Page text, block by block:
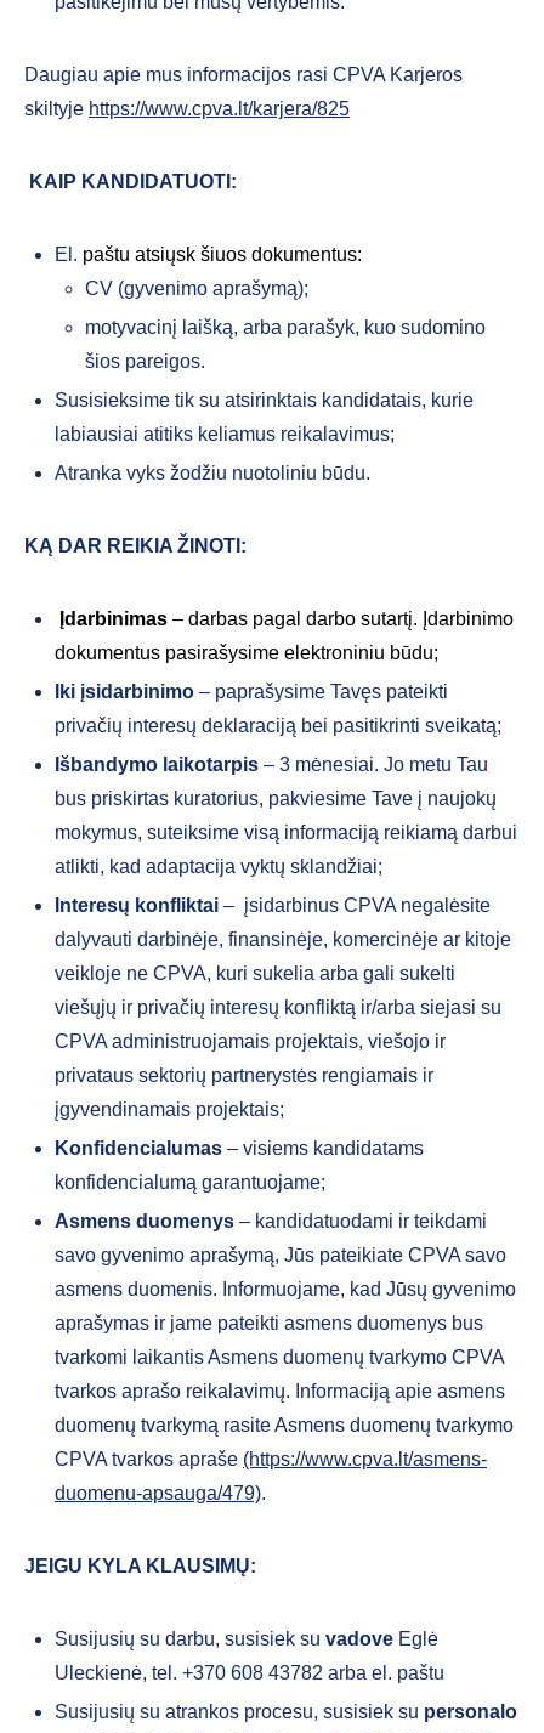
Daugiau apie mus informacijos rasi CPVA Karjeros
skiltyje https://www.cpva.lt/karjera/825
KAIP KANDIDATUOTI:
El. paštu atsiųsk šiuos dokumentus:
CV (gyvenimo aprašymą);
motyvacinį laišką, arba parašyk, kuo sudomino
šios pareigos.
Susisieksime tik su atsirinktais kandidatais, kurie
labiausiai atitiks keliamus reikalavimus;
Atranka vyks žodžiu nuotoliniu būdu.
KĄ DAR REIKIA ŽINOTI:
Įdarbinimas – darbas pagal darbo sutartį. Įdarbinimo
dokumentus pasirašysime elektroniniu būdu;
Iki įsidarbinimo – paprašysime Tavęs pateikti
privačių interesų deklaraciją bei pasitikrinti sveikatą;
Išbandymo laikotarpis – 3 mėnesiai. Jo metu Tau
bus priskirtas kuratorius, pakviesime Tave į naujokų
mokymus, suteiksime visą informaciją reikiamą darbui
atlikti, kad adaptacija vyktų sklandžiai;
Interesų konfliktai – įsidarbinus CPVA negalėsite
dalyvauti darbinėje, finansinėje, komercinėje ar kitoje
veikloje ne CPVA, kuri sukelia arba gali sukelti
viešųjų ir privačių interesų konfliktą ir/arba siejasi su
CPVA administruojamais projektais, viešojo ir
privataus sektorių partnerystės rengiamais ir
įgyvendinamais projektais;
Konfidencialumas – visiems kandidatams
konfidencialumą garantuojame;
Asmens duomenys – kandidatuodami ir teikdami
savo gyvenimo aprašymą, Jūs pateikiate CPVA savo
asmens duomenis. Informuojame, kad Jūsų gyvenimo
aprašymas ir jame pateikti asmens duomenys bus
tvarkomi laikantis Asmens duomenų tvarkymo CPVA
tvarkos aprašo reikalavimų. Informaciją apie asmens
duomenų tvarkymą rasite Asmens duomenų tvarkymo
CPVA tvarkos apraše (https://www.cpva.lt/asmens-
duomenu-apsauga/479).
JEIGU KYLA KLAUSIMŲ:
Susijusių su darbu, susisiek su vadove Eglė
Uleckienė, tel. +370 608 43782 arba el. paštu
Susijusių su atrankos procesu, susisiek su personalo